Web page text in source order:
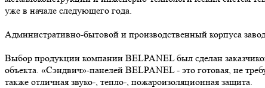
уже в начале следующего года.
Административно-бытовой и производственный корпуса
Выбор продукции компании BELPANEL был сделан
объекта. «Сэндвич»-панелей BELPANEL - это готовая, не
также отличная звуко-, тепло-, пожароизоляционная защита.